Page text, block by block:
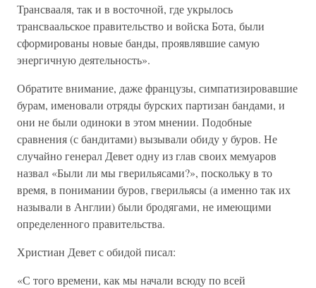
Трансвааля, так и в восточной, где укрылось
трансваальское правительство и войска Бота, были
сформированы новые банды, проявлявшие самую
энергичную деятельность».
Обратите внимание, даже французы, симпатизировавшие
бурам, именовали отряды бурских партизан бандами, и
они не были одиноки в этом мнении. Подобные
сравнения (с бандитами) вызывали обиду у буров. Не
случайно генерал Девет одну из глав своих мемуаров
назвал «Были ли мы гверильясами?», поскольку в то
время, в понимании буров, гверильясы (а именно так их
называли в Англии) были бродягами, не имеющими
определенного правительства.
Христиан Девет с обидой писал:
«С того времени, как мы начали всюду по всей